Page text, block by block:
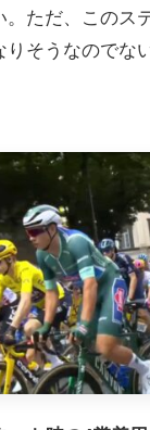
。ただ、このス
そうなのでな